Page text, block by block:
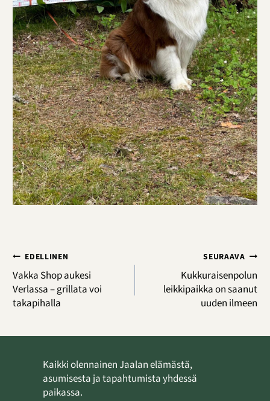
Artikkelien
selaus
EDELLINEN
Vakka Shop aukesi
Verlassa – grillata voi
takapihalla
SEURAAVA
Kukkuraisenpolun
leikkipaikka on saanut
uuden ilmeen
Kaikki olennainen Jaalan elämästä,
asumisesta ja tapahtumista yhdessä
paikassa.